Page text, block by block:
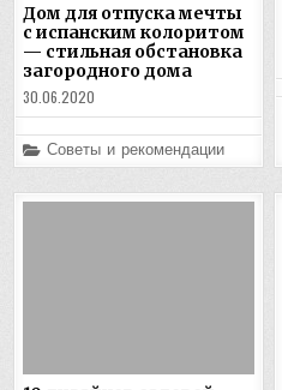
Дом для отпуска мечты
с испанским колоритом
— стильная обстановка
загородного дома
30.06.2020
Posted
in
Советы и рекомендации